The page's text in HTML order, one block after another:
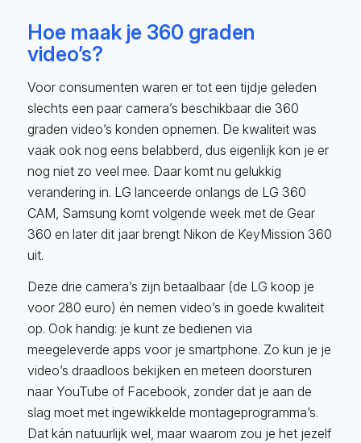
Hoe maak je 360 graden
video’s?
Voor consumenten waren er tot een tijdje geleden
slechts een paar camera’s beschikbaar die 360
graden video’s konden opnemen. De kwaliteit was
vaak ook nog eens belabberd, dus eigenlijk kon je er
nog niet zo veel mee. Daar komt nu gelukkig
verandering in. LG lanceerde onlangs de LG 360
CAM, Samsung komt volgende week met de Gear
360 en later dit jaar brengt Nikon de KeyMission 360
uit.
Deze drie camera’s zijn betaalbaar (de LG koop je
voor 280 euro) én nemen video’s in goede kwaliteit
op. Ook handig: je kunt ze bedienen via
meegeleverde apps voor je smartphone. Zo kun je je
video’s draadloos bekijken en meteen doorsturen
naar YouTube of Facebook, zonder dat je aan de
slag moet met ingewikkelde montageprogramma’s.
Dat kán natuurlijk wel, maar waarom zou je het jezelf